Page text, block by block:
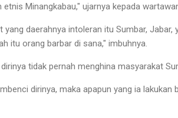
Minangkabau," ujarnya kepada
daerahnya intoleran itu Sumbar, Jabar,
itu orang barbar di sana," imbuhnya.
tidak pernah menghina masyarakat
dirinya, maka apapun yang ia lakukan